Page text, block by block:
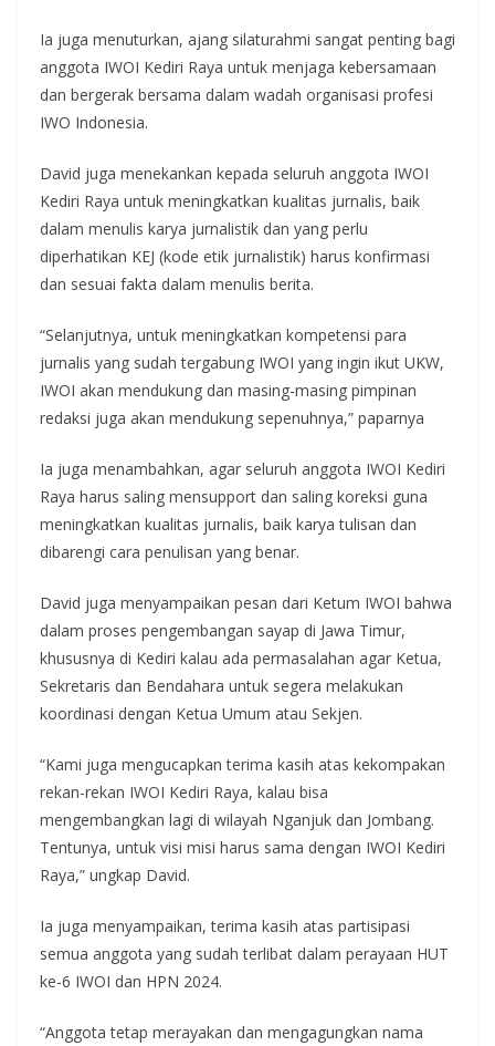
Ia juga menuturkan, ajang silaturahmi sangat penting bagi
anggota IWOI Kediri Raya untuk menjaga kebersamaan
dan bergerak bersama dalam wadah organisasi profesi
IWO Indonesia.
David juga menekankan kepada seluruh anggota IWOI
Kediri Raya untuk meningkatkan kualitas jurnalis, baik
dalam menulis karya jurnalistik dan yang perlu
diperhatikan KEJ (kode etik jurnalistik) harus konfirmasi
dan sesuai fakta dalam menulis berita.
“Selanjutnya, untuk meningkatkan kompetensi para
jurnalis yang sudah tergabung IWOI yang ingin ikut UKW,
IWOI akan mendukung dan masing-masing pimpinan
redaksi juga akan mendukung sepenuhnya,” paparnya
Ia juga menambahkan, agar seluruh anggota IWOI Kediri
Raya harus saling mensupport dan saling koreksi guna
meningkatkan kualitas jurnalis, baik karya tulisan dan
dibarengi cara penulisan yang benar.
David juga menyampaikan pesan dari Ketum IWOI bahwa
dalam proses pengembangan sayap di Jawa Timur,
khususnya di Kediri kalau ada permasalahan agar Ketua,
Sekretaris dan Bendahara untuk segera melakukan
koordinasi dengan Ketua Umum atau Sekjen.
“Kami juga mengucapkan terima kasih atas kekompakan
rekan-rekan IWOI Kediri Raya, kalau bisa
mengembangkan lagi di wilayah Nganjuk dan Jombang.
Tentunya, untuk visi misi harus sama dengan IWOI Kediri
Raya,” ungkap David.
Ia juga menyampaikan, terima kasih atas partisipasi
semua anggota yang sudah terlibat dalam perayaan HUT
ke-6 IWOI dan HPN 2024.
“Anggota tetap merayakan dan mengagungkan nama